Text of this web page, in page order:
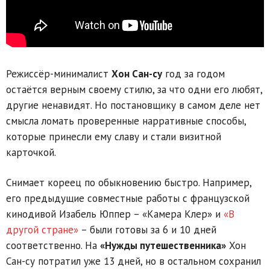
Режиссёр-минималист Хон Сан-су год за годом
остаётся верным своему стилю, за что одни его любят,
другие ненавидят. Но постановщику в самом деле нет
смысла ломать проверенные нарративные способы,
которые принесли ему славу и стали визитной
карточкой.
Снимает кореец по обыкновению быстро. Например,
его предыдущие совместные работы с французской
кинодивой Изабель Юппер – «Камера Клер» и «В
другой стране» – были готовы за 6 и 10 дней
соответственно. На «Нужды путешественника» Хон
Сан-су потратил уже 13 дней, но в остальном сохранил